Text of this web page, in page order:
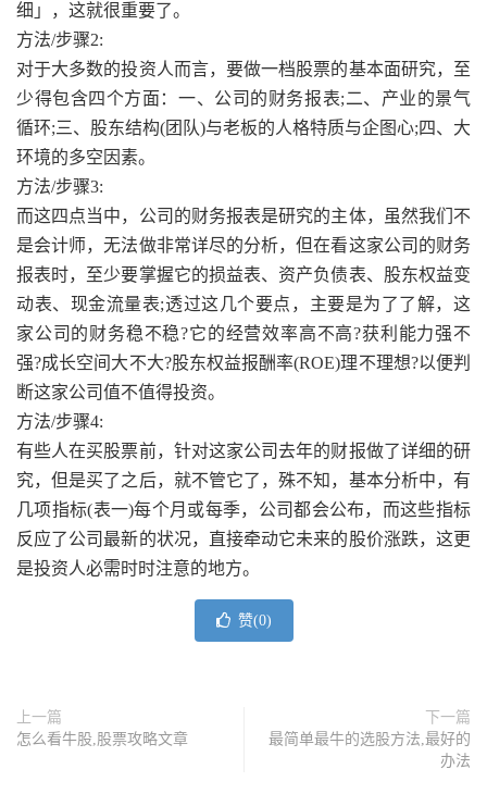
细」，这就很重要了。
方法/步骤2:
对于大多数的投资人而言，要做一档股票的基本面研究，至
少得包含四个方面：一、公司的财务报表;二、产业的景气
循环;三、股东结构(团队)与老板的人格特质与企图心;四、大
环境的多空因素。
方法/步骤3:
而这四点当中，公司的财务报表是研究的主体，虽然我们不
是会计师，无法做非常详尽的分析，但在看这家公司的财务
报表时，至少要掌握它的损益表、资产负债表、股东权益变
动表、现金流量表;透过这几个要点，主要是为了了解，这
家公司的财务稳不稳?它的经营效率高不高?获利能力强不
强?成长空间大不大?股东权益报酬率(ROE)理不理想?以便判
断这家公司值不值得投资。
方法/步骤4:
有些人在买股票前，针对这家公司去年的财报做了详细的研
究，但是买了之后，就不管它了，殊不知，基本分析中，有
几项指标(表一)每个月或每季，公司都会公布，而这些指标
反应了公司最新的状况，直接牵动它未来的股价涨跌，这更
是投资人必需时时注意的地方。
赞(0)
上一篇
怎么看牛股,股票攻略文章
下一篇
最简单最牛的选股方法,最好的
办法